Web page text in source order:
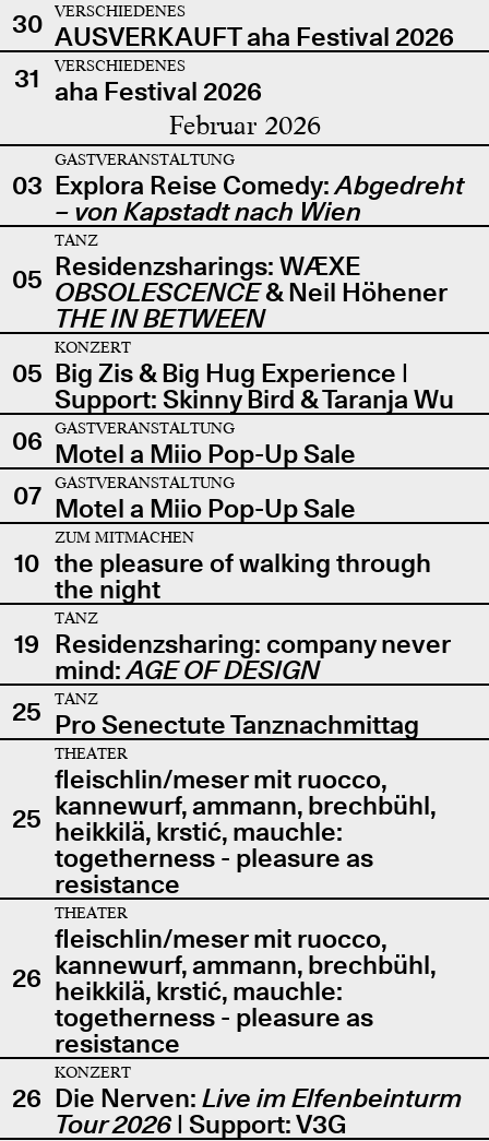
30
VERSCHIEDENES
AUSVERKAUFT aha Festival 2026
31
VERSCHIEDENES
aha Festival 2026
Februar 2026
03
GASTVERANSTALTUNG
Explora Reise Comedy:Abgedreht
– von Kapstadt nach Wien
05
TANZ
Residenzsharings: WÆXE
OBSOLESCENCE& Neil Höhener
THE IN BETWEEN
05
KONZERT
Big Zis & Big Hug Experience |
Support: Skinny Bird & Taranja Wu
06
GASTVERANSTALTUNG
Motel a Miio Pop-Up Sale
07
GASTVERANSTALTUNG
Motel a Miio Pop-Up Sale
10
ZUM MITMACHEN
the pleasure of walking through
the night
19
TANZ
Residenzsharing: company never
mind:AGE OF DESIGN
25
TANZ
Pro Senectute Tanznachmittag
25
THEATER
fleischlin/meser mit ruocco,
kannewurf, ammann, brechbühl,
heikkilä, krstić, mauchle:
togetherness - pleasure as
resistance
26
THEATER
fleischlin/meser mit ruocco,
kannewurf, ammann, brechbühl,
heikkilä, krstić, mauchle:
togetherness - pleasure as
resistance
26
KONZERT
Die Nerven: Live im Elfenbeinturm
Tour 2026| Support: V3G